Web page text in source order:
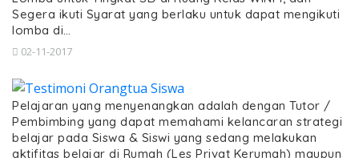
Segera ikuti Syarat yang berlaku untuk dapat mengikuti
lomba di…
02-11-2017
Pelajaran yang menyenangkan adalah dengan Tutor /
Pembimbing yang dapat memahami kelancaran strategi
belajar pada Siswa & Siswi yang sedang melakukan
aktifitas belajar di Rumah (Les Privat Kerumah) maupun